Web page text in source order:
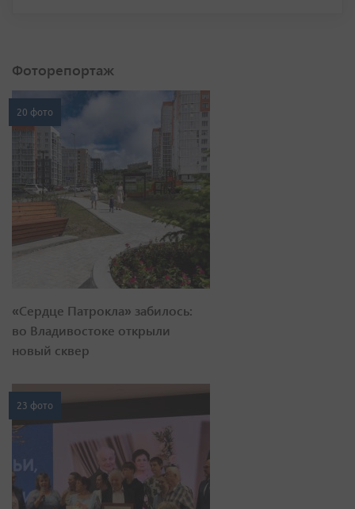
Фоторепортаж
20 фото
«Сердце Патрокла» забилось:
во Владивостоке открыли
новый сквер
23 фото